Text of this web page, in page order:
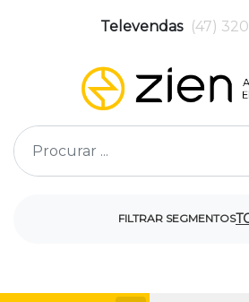
Televendas (47)
FILTRAR SEGMENTOS